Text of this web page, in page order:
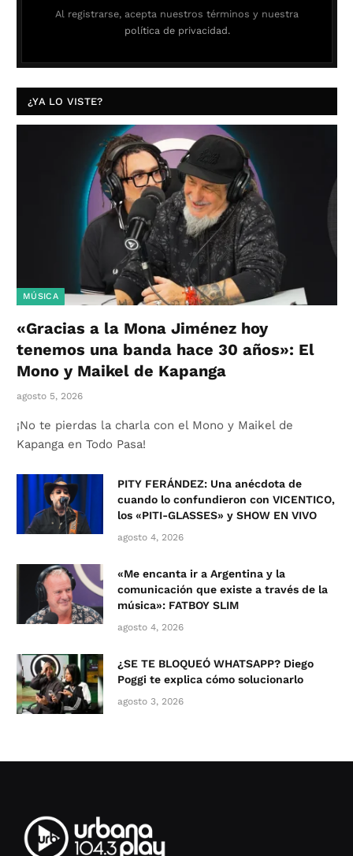
Al registrarse, acepta nuestros términos y nuestra
política de privacidad.
¿YA LO VISTE?
MÚSICA
«Gracias a la Mona Jiménez hoy
tenemos una banda hace 30 años»: El
Mono y Maikel de Kapanga
agosto 5, 2026
¡No te pierdas la charla con el Mono y Maikel de
Kapanga en Todo Pasa!
PITY FERÁNDEZ: Una anécdota de
cuando lo confundieron con VICENTICO,
los «PITI-GLASSES» y SHOW EN VIVO
agosto 4, 2026
«Me encanta ir a Argentina y la
comunicación que existe a través de la
música»: FATBOY SLIM
agosto 4, 2026
¿SE TE BLOQUEÓ WHATSAPP? Diego
Poggi te explica cómo solucionarlo
agosto 3, 2026